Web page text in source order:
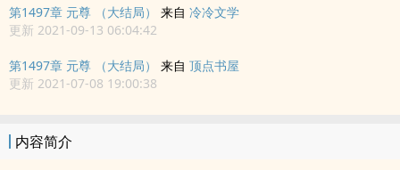
第1497章 元尊 （大结局） 来自 冷冷文学
更新 2021-09-13 06:04:42
第1497章 元尊 （大结局） 来自 顶点书屋
更新 2021-07-08 19:00:38
内容简介